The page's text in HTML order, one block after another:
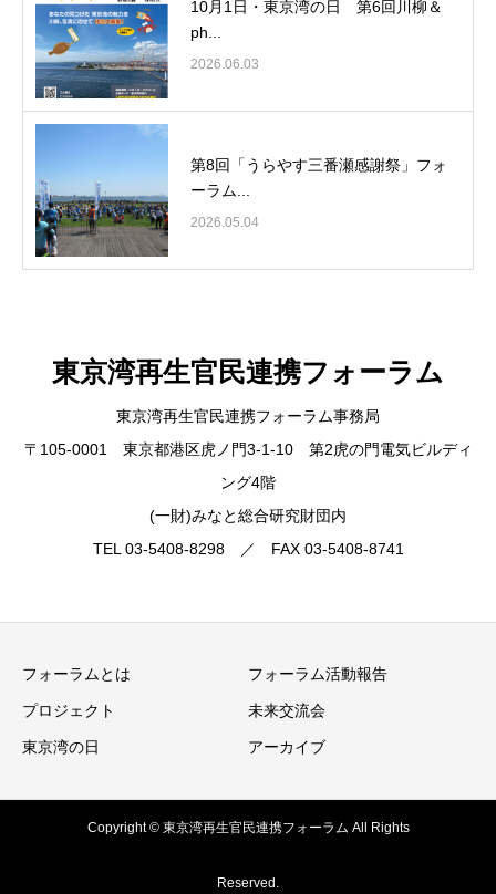
10月1日・東京湾の日 第6回川柳＆
ph...
2026.06.03
第8回「うらやす三番瀬感謝祭」フォ
ーラム...
2026.05.04
東京湾再生官民連携フォーラム
東京湾再生官民連携フォーラム事務局
〒105-0001 東京都港区虎ノ門3-1-10 第2虎の門電気ビルディ
ング4階
(一財)みなと総合研究財団内
TEL 03-5408-8298 ／ FAX 03-5408-8741
フォーラムとは フォーラム活動報告
プロジェクト 未来交流会
東京湾の日 アーカイブ
Copyright © 東京湾再生官民連携フォーラム All Rights
Reserved.